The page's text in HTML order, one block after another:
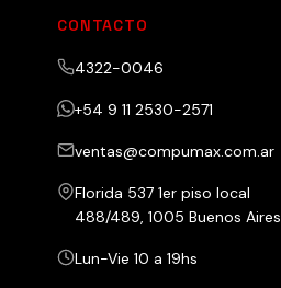
CONTACTO
4322-0046
+54 9 11 2530-2571
ventas@compumax.com.ar
Florida 537 1er piso local
488/489, 1005 Buenos Aires
Lun-Vie 10 a 19hs